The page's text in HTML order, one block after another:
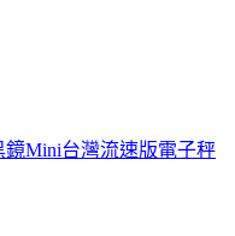
Mini台灣流速版電子秤